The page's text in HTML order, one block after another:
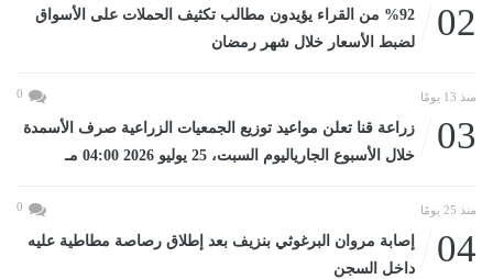
02
%92 من القراء يؤيدون مطالب تكثيف الحملات على الأسواق
لضبط الأسعار خلال شهر رمضان
منذ 13 يومًا 0
03
زراعة قنا تعلن مواعيد توزيع الجمعيات الزراعية صرف الأسمدة
خلال الأسبوع الجارياليوم السبت، 25 يوليو 2026 04:00 مـ
منذ 25 يومًا 0
04
إصابة مروان البرغوثي بنزيف بعد إطلاق رصاصة مطاطية عليه
داخل السجن